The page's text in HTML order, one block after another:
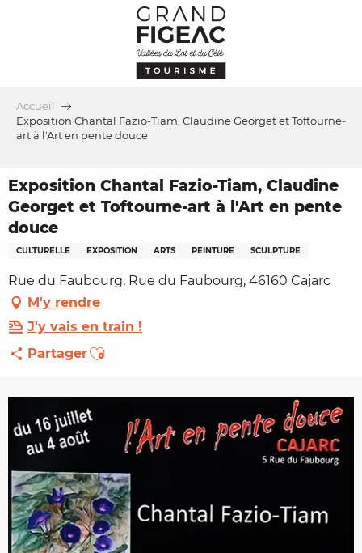
Accueil
Exposition Chantal Fazio-Tiam, Claudine Georget et Toftourne-
art à l'Art en pente douce
Exposition Chantal Fazio-Tiam, Claudine
Georget et Toftourne-art à l'Art en pente
douce
CULTURELLE EXPOSITION ARTS PEINTURE SCULPTURE
Rue du Faubourg, Rue du Faubourg, 46160 Cajarc
M'y rendre
J'y vais en train !
PartagerAjouter aux favoris